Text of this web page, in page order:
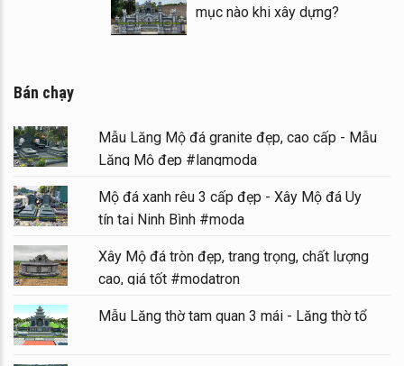
Bán chạy
Mẫu Lăng Mộ đá granite đẹp, cao cấp - Mẫu
Lăng Mộ đẹp #langmoda
Mộ đá xanh rêu 3 cấp đẹp - Xây Mộ đá Uy
tín tại Ninh Bình #moda
Xây Mộ đá tròn đẹp, trang trọng, chất lượng
cao, giá tốt #modatron
Mẫu Lăng thờ tam quan 3 mái - Lăng thờ tổ